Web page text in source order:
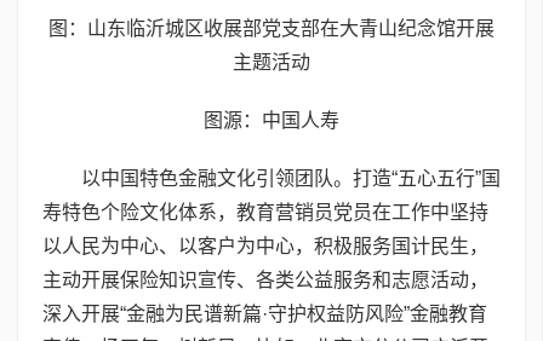
图：山东临沂城区收展部党支部在大青山纪念馆开展
主题活动
图源：中国人寿
以中国特色金融文化引领团队。打造“五心五行”国
寿特色个险文化体系，教育营销员党员在工作中坚持
以人民为中心、以客户为中心，积极服务国计民生，
主动开展保险知识宣传、各类公益服务和志愿活动，
深入开展“金融为民谱新篇·守护权益防风险”金融教育